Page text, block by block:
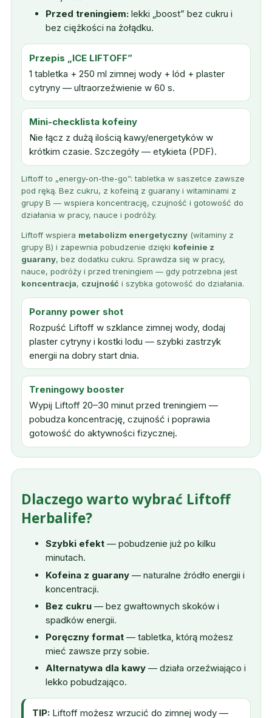
Przed treningiem: lekki „boost” bez cukru i
bez ciężkości na żołądku.
Przepis „ICE LIFTOFF”
1 tabletka + 250 ml zimnej wody + lód + plaster
cytryny — ultraorzeźwienie w 60 s.
Mini-checklista kofeiny
Nie łącz z dużą ilością kawy/energetyków w
krótkim czasie. Szczegóły — etykieta (PDF).
Liftoff to „energy-on-the-go”: tabletka w saszetce zawsze
pod ręką. Bez cukru, z kofeiną z guarany i witaminami z
grupy B — wspiera koncentrację, czujność i gotowość do
działania w pracy, nauce i podróży.
Liftoff wspiera metabolizm energetyczny (witaminy z
grupy B) i zapewnia pobudzenie dzięki kofeinie z
guarany, bez dodatku cukru. Sprawdza się w pracy,
nauce, podróży i przed treningiem — gdy potrzebna jest
koncentracja, czujność i szybka gotowość do działania.
Poranny power shot
Rozpuść Liftoff w szklance zimnej wody, dodaj
plaster cytryny i kostki lodu — szybki zastrzyk
energii na dobry start dnia.
Treningowy booster
Wypij Liftoff 20–30 minut przed treningiem —
pobudza koncentrację, czujność i poprawia
gotowość do aktywności fizycznej.
Dlaczego warto wybrać Liftoff
Herbalife?
Szybki efekt — pobudzenie już po kilku
minutach.
Kofeina z guarany — naturalne źródło energii i
koncentracji.
Bez cukru — bez gwałtownych skoków i
spadków energii.
Poręczny format — tabletka, którą możesz
mieć zawsze przy sobie.
Alternatywa dla kawy — działa orzeźwiająco i
lekko pobudzająco.
TIP:Liftoff możesz wrzucić do zimnej wody —